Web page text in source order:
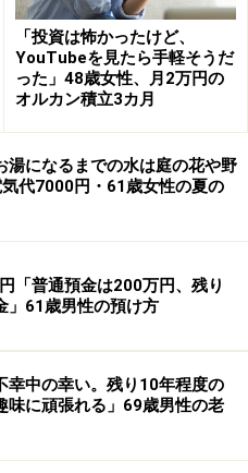
や重い
交際費、外食費」には現役
ったとのこと。
として挙げたのは、「医療
っては月3万円近くかか
いては、「特に食料品と
ます。以前と同じ物を買っ
購入量を減らしたり、安い
稿者。
、「年金からも意外と引か
より負担感が軽くなると
感じていると言います。
「投資は怖かったけど、
YouTubeを見たら手軽そうだ
った」48歳女性、月2万円の
オルカン積立3カ月
湯になるまでの水は庭の花や野
代7000円・61歳女性の夏の
「普通預金は200万円、残り
」61歳男性の預け方
幸中の幸い。残り10年程度の
味に頑張れる」69歳男性の老